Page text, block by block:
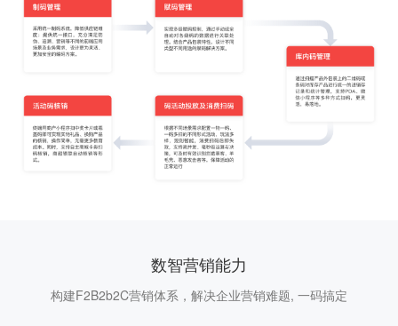
数智营销能力
构建F2B2b2C营销体系，解决企业营销难题, 一码搞定